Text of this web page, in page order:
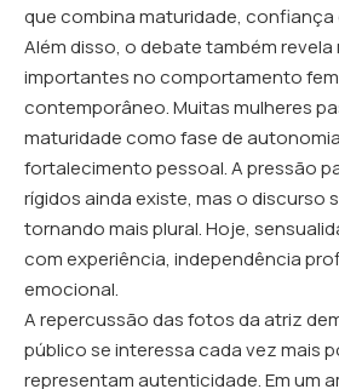
que combina maturidade, confiança
Além disso, o debate também
importantes no comportamento
contemporâneo. Muitas mulheres
maturidade como fase de
fortalecimento pessoal. A pressão
rígidos ainda existe, mas o discurso
tornando mais plural. Hoje,
com experiência, independência
emocional.
A repercussão das fotos da atriz
público se interessa cada vez mais
representam autenticidade. Em um